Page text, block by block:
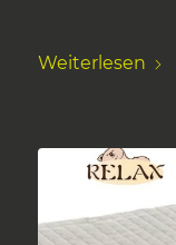
Weiterlesen